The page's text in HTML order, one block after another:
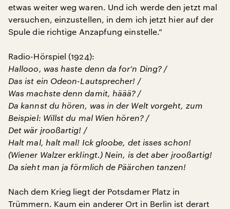
etwas weiter weg waren. Und ich werde den jetzt mal
versuchen, einzustellen, in dem ich jetzt hier auf der
Spule die richtige Anzapfung einstelle.“
Radio-Hörspiel (1924):
Hallooo, was haste denn da for’n Ding? /
Das ist ein Odeon-Lautsprecher! /
Was machste denn damit, häää? /
Da kannst du hören, was in der Welt vorgeht, zum
Beispiel: Willst du mal Wien hören? /
Det wär jrooßartig! /
Halt mal, halt mal! Ick gloobe, det isses schon!
(Wiener Walzer erklingt.) Nein, is det aber jrooßartig!
Da sieht man ja förmlich de Päärchen tanzen!
Nach dem Krieg liegt der Potsdamer Platz in
Trümmern. Kaum ein anderer Ort in Berlin ist derart